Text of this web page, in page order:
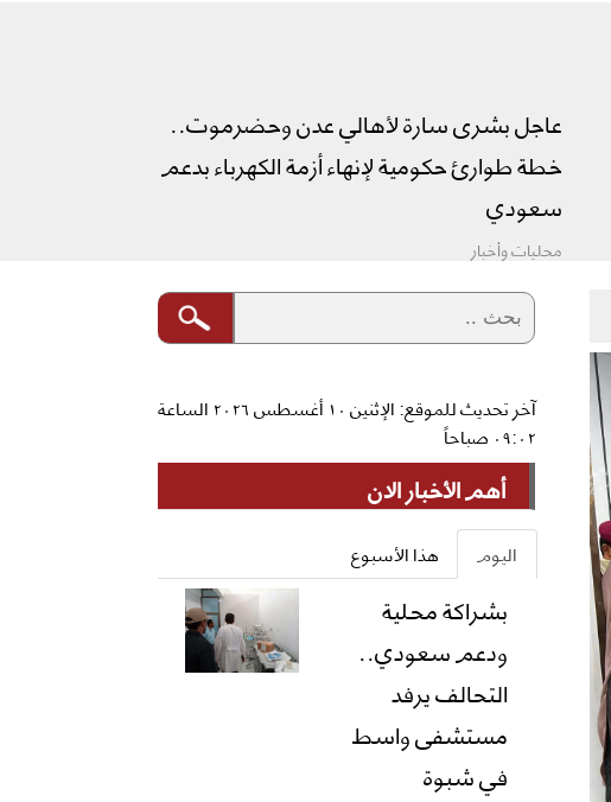
عاجل بشرى سارة لأهالي عدن وحضرموت..
خطة طوارئ حكومية لإنهاء أزمة الكهرباء بدعم
سعودي
محليات وأخبار
آخر تحديث للموقع: الإثنين ١٠ أغسطس ٢٠٢٦ الساعة
٠٩:٠٢ صباحاً
أهم الأخبار الان
اليوم هذا الأسبوع
بشراكة محلية
ودعم سعودي..
التحالف يرفد
مستشفى واسط
في شبوة